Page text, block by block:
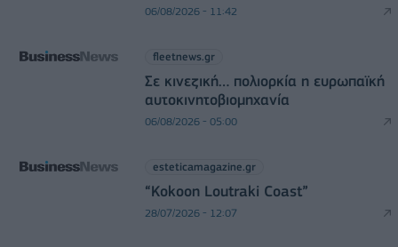
06/08/2026 - 11:42
fleetnews.gr
Σε κινεζική… πολιορκία η ευρωπαϊκή
αυτοκινητοβιομηχανία
06/08/2026 - 05:00
esteticamagazine.gr
“Kokoon Loutraki Coast”
28/07/2026 - 12:07